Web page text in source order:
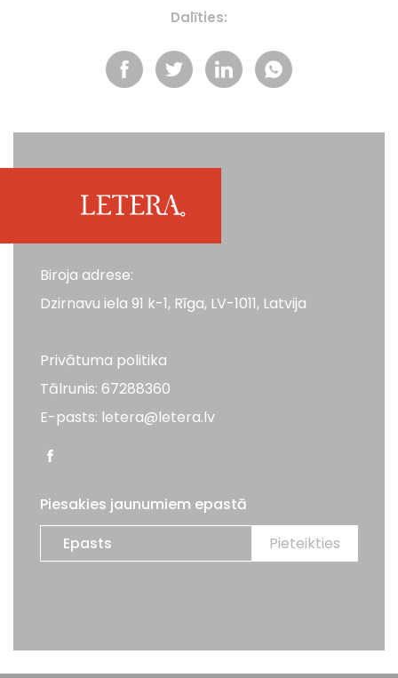
Dalīties:
Biroja adrese:
Dzirnavu iela 91 k-1, Rīga, LV-1011, Latvija
Privātuma politika
Tālrunis: 67288360
E-pasts: letera@letera.lv
Piesakies jaunumiem epastā